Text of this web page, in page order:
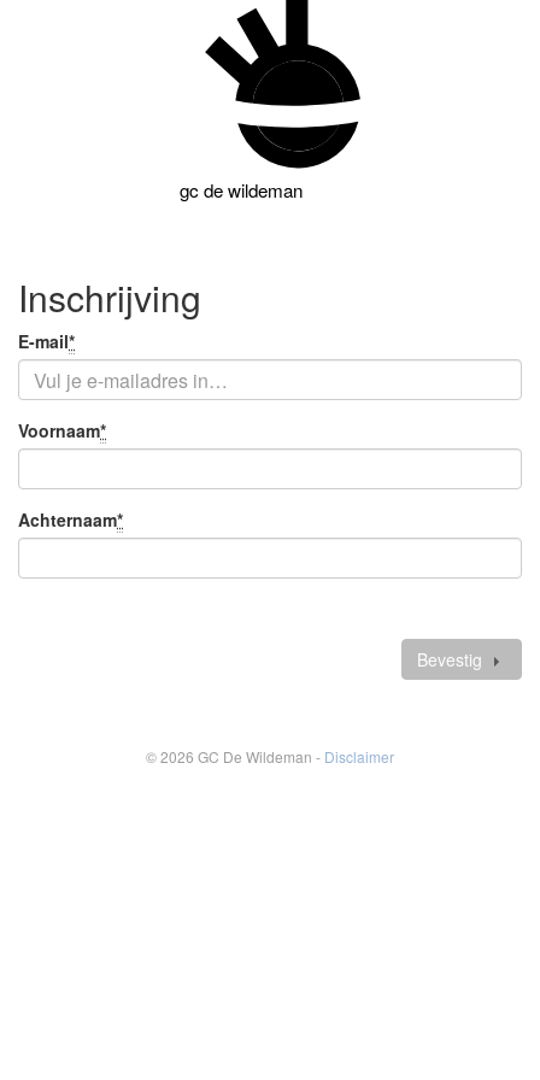
gcde wildeman
Inschrijving
Je
e-
mail
E-mail*
Verplicht
veld
Je
Voornaam*
Verplicht
Achternaam*
Verplicht
Bevestig
© 2026 GC De Wildeman - Disclaimer